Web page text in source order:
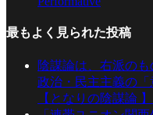
最もよく見られた投稿
陰謀論は、右派の
政治・民主主義の「
【となりの陰謀論